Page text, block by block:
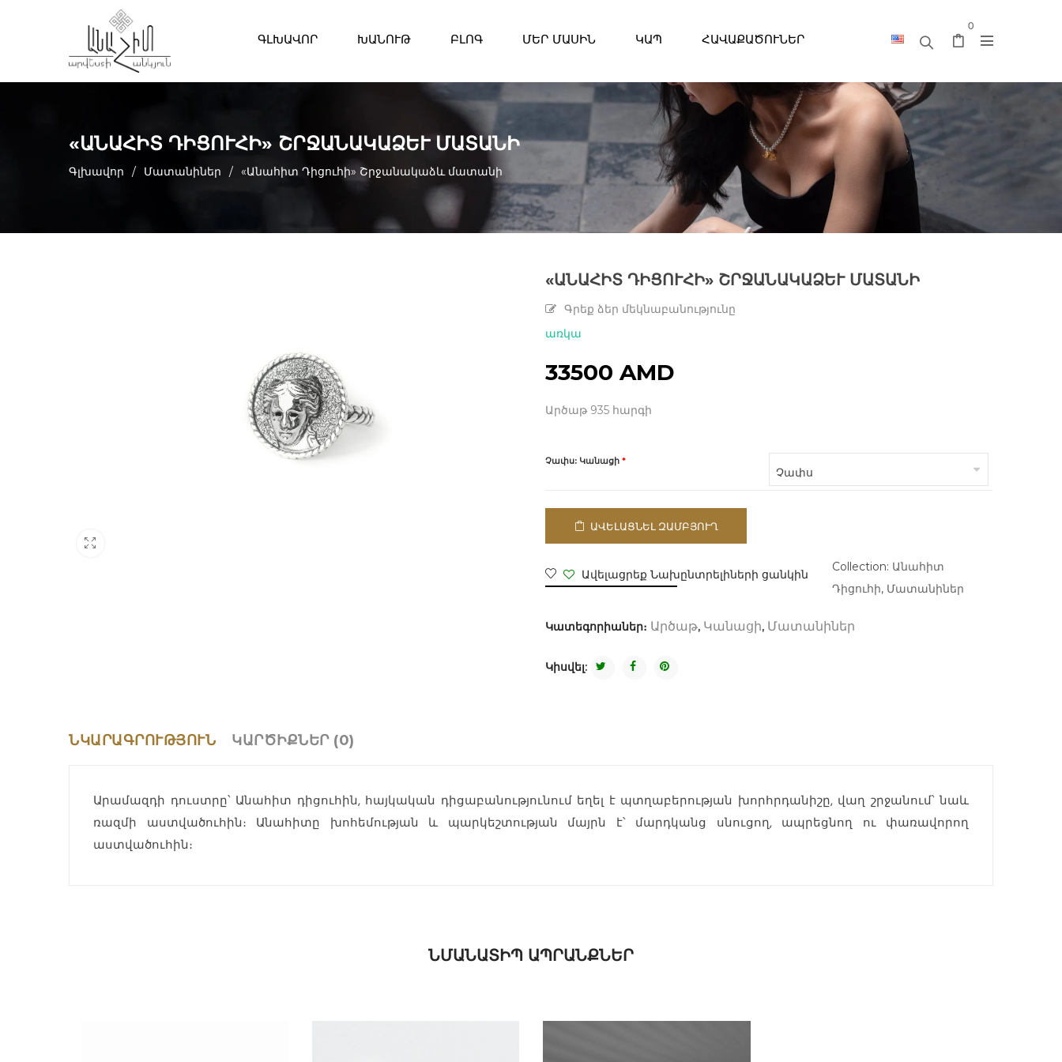
ԳԼԽԱՎՈՐ ԽԱՆՈՒԹ ԲԼՈԳ ՄԵՐ ՄԱՍԻՆ ԿԱՊ ՀԱՎԱՔԱԾՈՒՆԵՐ
0
«ԱՆԱՀԻՏ ԴԻՑՈՒՀԻ» ՇՐՋԱՆԱԿԱՁԵՒ ՄԱՏԱՆԻ
Գլխավոր / Մատանիներ / «Անահիտ Դիցուհի» Շրջանակաձև մատանի
«ԱՆԱՀԻՏ ԴԻՑՈՒՀԻ» ՇՐՋԱՆԱԿԱՁԵՒ ՄԱՏԱՆԻ
Գրեք ձեր մեկնաբանությունը
առկա
33500AMD
Արծաթ 935 հարգի
Չափս: Կանացի *
ԱՎԵԼԱՑՆԵԼ ԶԱՄԲՅՈՒՂ
Ավելացրեք Նախընտրելիների ցանկին
Collection: Անահիտ
Դիցուհի, Մատանիներ
Կատեգորիաներ։ Արծաթ, Կանացի, Մատանիներ
Կիսվել:
ՆԿԱՐԱԳՐՈՒԹՅՈՒՆ ԿԱՐԾԻՔՆԵՐ (0)
Արամազդի դուստրը՝ Անահիտ դիցուհին, հայկական դիցաբանությունում եղել է պտղաբերության խորհրդանիշը, վաղ շրջանում՝ նաև
ռազմի աստվածուհին։ Անահիտը խոհեմության և պարկեշտության մայրն է՝ մարդկանց սնուցող, ապրեցնող ու փառավորող
աստվածուհին։
ՆՄԱՆԱՏԻՊ ԱՊՐԱՆՔՆԵՐ